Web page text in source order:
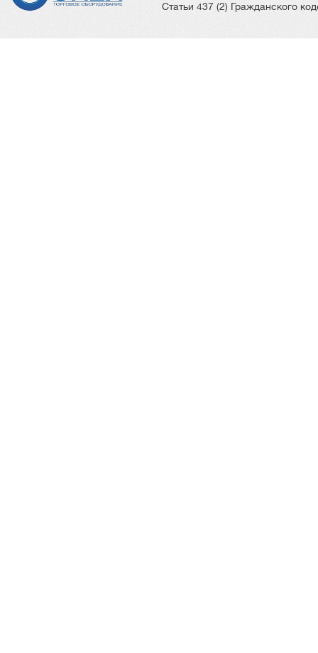
Статьи 437 (2) Гражданского